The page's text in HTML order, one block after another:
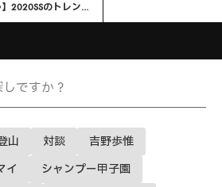
】2020SSのトレンド
指先に。私のネイル
山 対談 吉野歩惟
イ シャンプー甲子園